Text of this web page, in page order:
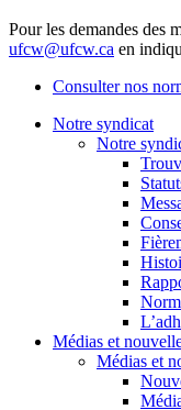
Pour les demandes des
ufcw@ufcw.ca en
Consulter nos
Notre syndicat
Notre
Médias et
Médias et